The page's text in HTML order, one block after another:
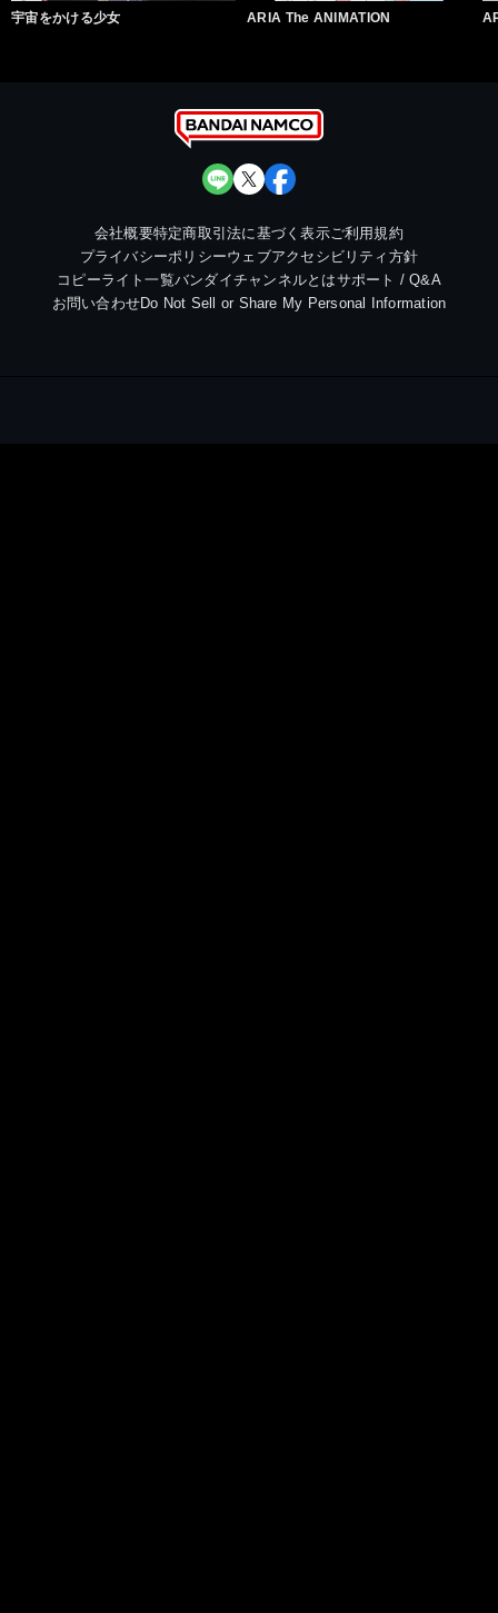
宇宙をかける少女 ARIA The ANIMATION
会社概要特定商取引法に基づく表示ご利用規約
プライバシーポリシーウェブアクセシビリティ方針
コピーライト一覧バンダイチャンネルとはサポート / Q&A
お問い合わせDo Not Sell or Share My Personal Information